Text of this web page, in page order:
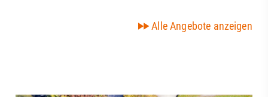
Alle Angebote anzeigen